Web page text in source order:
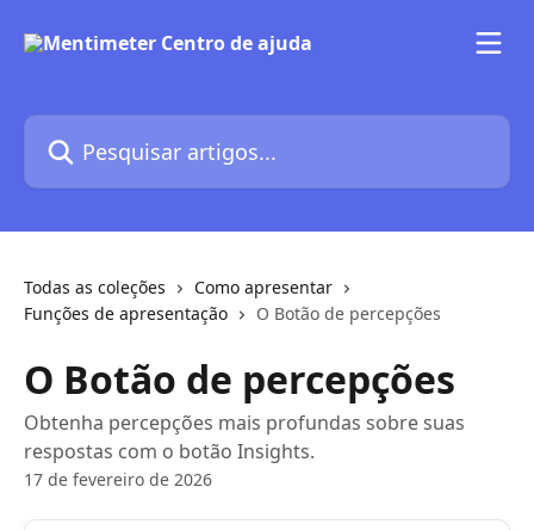
Pesquisar artigos...
Todas as coleções
Como apresentar
Funções de apresentação
O Botão de percepções
O Botão de percepções
Obtenha percepções mais profundas sobre suas
respostas com o botão Insights.
17 de fevereiro de 2026